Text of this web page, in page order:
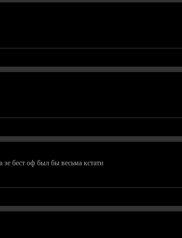
бест оф был бы весьма кстати